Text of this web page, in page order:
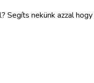
Segíts nekünk azzal